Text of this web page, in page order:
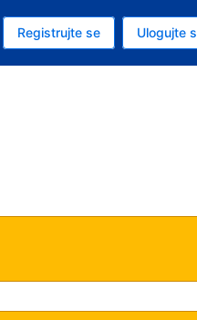
dolar
rezervacijom
Registrujte se Ulogujte